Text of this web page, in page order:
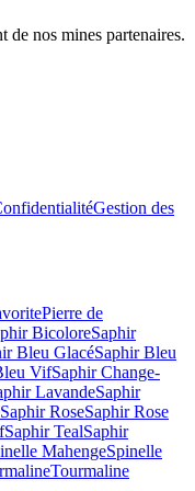
de nos mines partenaires.
Gestion des
Pierre de
BicoloreSaphir
Bleu GlacéSaphir Bleu
VifSaphir Change-
LavandeSaphir
Saphir RoseSaphir Rose
Saphir TealSaphir
MahengeSpinelle
Tourmaline